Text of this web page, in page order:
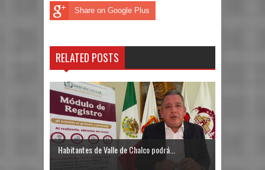
Share on Google Plus
RELATED POSTS
Habitantes de Valle de Chalco podrá...